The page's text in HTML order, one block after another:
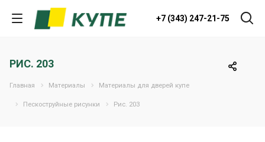
+7 (343) 247-21-75
РИС. 203
Главная Материалы Материалы для дверей купе
Пескоструйные рисунки Рис. 203